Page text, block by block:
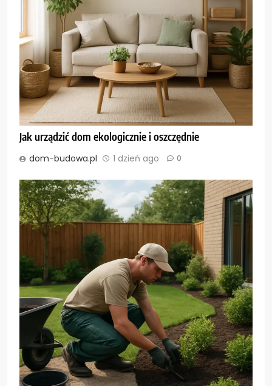
Jak urządzić dom ekologicznie i oszczędnie
dom-budowa.pl 1 dzień ago 0